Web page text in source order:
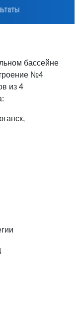
бассейне
№4
из 4